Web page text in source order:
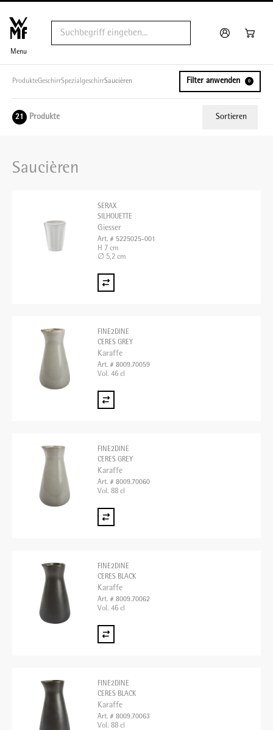
Menu
ProdukteGeschirrSpezialgeschirrSaucièren Filter anwenden 0
21 Produkte Sortieren
Saucièren
SERAX
SILHOUETTE
Giesser
Art. # 5225025-001
H 7 cm
∅ 5,2 cm
FINE2DINE
CERES GREY
Karaffe
Art. # 8009.70059
Vol. 46 cl
FINE2DINE
CERES GREY
Karaffe
Art. # 8009.70060
Vol. 88 cl
FINE2DINE
CERES BLACK
Karaffe
Art. # 8009.70062
Vol. 46 cl
FINE2DINE
CERES BLACK
Karaffe
Art. # 8009.70063
Vol. 88 cl